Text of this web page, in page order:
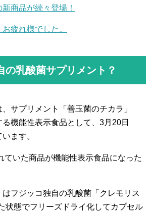
商品が続々登場！
お疲れ様でした。
の乳酸菌サプリメント？
サプリメント「善玉菌のチカラ」
機能性表示食品として、3月20日
ます。
ていた商品が機能性表示食品になった
はフジッコ独自の乳酸菌「クレモリス
状態でフリーズドライ化してカプセル